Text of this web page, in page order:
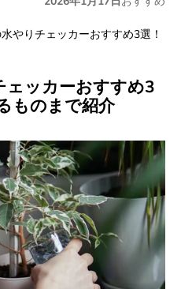
やりチェッカーおすすめ3選！
ェッカーおすすめ3
ものまで紹介